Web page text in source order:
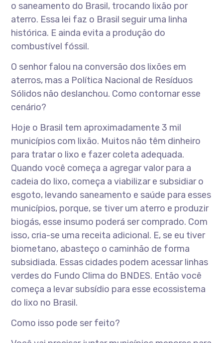
o saneamento do Brasil, trocando lixão por
aterro. Essa lei faz o Brasil seguir uma linha
histórica. E ainda evita a produção do
combustível fóssil.
O senhor falou na conversão dos lixões em
aterros, mas a Política Nacional de Resíduos
Sólidos não deslanchou. Como contornar esse
cenário?
Hoje o Brasil tem aproximadamente 3 mil
municípios com lixão. Muitos não têm dinheiro
para tratar o lixo e fazer coleta adequada.
Quando você começa a agregar valor para a
cadeia do lixo, começa a viabilizar e subsidiar o
esgoto, levando saneamento e saúde para esses
municípios, porque, se tiver um aterro e produzir
biogás, esse insumo poderá ser comprado. Com
isso, cria-se uma receita adicional. E, se eu tiver
biometano, abasteço o caminhão de forma
subsidiada. Essas cidades podem acessar linhas
verdes do Fundo Clima do BNDES. Então você
começa a levar subsídio para esse ecossistema
do lixo no Brasil.
Como isso pode ser feito?